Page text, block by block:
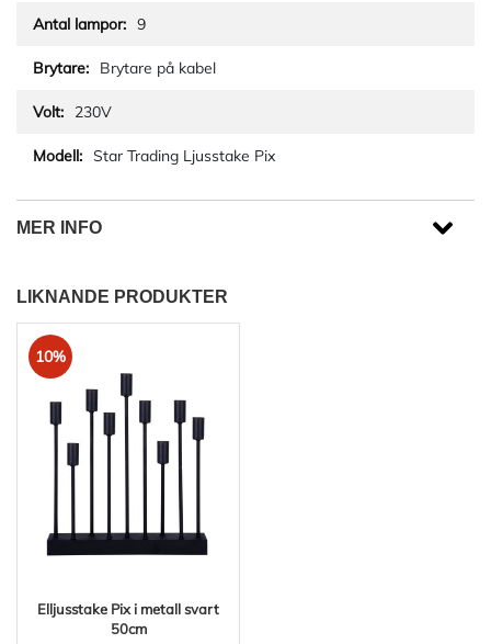
9
Brytare på kabel
230V
Star Trading Ljusstake Pix
MER INFO
LIKNANDE PRODUKTER
10%
Elljusstake Pix i metall svart
50cm